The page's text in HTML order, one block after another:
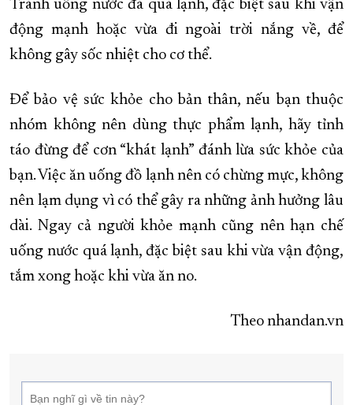
Tránh uống nước đá quá lạnh, đặc biệt sau khi vận
động mạnh hoặc vừa đi ngoài trời nắng về, để
không gây sốc nhiệt cho cơ thể.
Để bảo vệ sức khỏe cho bản thân, nếu bạn thuộc
nhóm không nên dùng thực phẩm lạnh, hãy tỉnh
táo đừng để cơn “khát lạnh” đánh lừa sức khỏe của
bạn. Việc ăn uống đồ lạnh nên có chừng mực, không
nên lạm dụng vì có thể gây ra những ảnh hưởng lâu
dài. Ngay cả người khỏe mạnh cũng nên hạn chế
uống nước quá lạnh, đặc biệt sau khi vừa vận động,
tắm xong hoặc khi vừa ăn no.
Theo nhandan.vn